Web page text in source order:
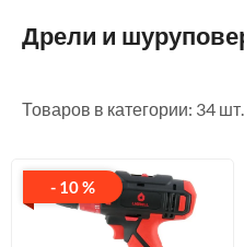
Дрели и
Товаров в категории: 34 шт.
- 10 %